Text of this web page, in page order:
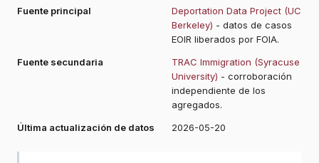
Fuente principal
Deportation Data Project (UC
Berkeley) - datos de casos
EOIR liberados por FOIA.
Fuente secundaria
TRAC Immigration (Syracuse
University) - corroboración
independiente de los
agregados.
Última actualización de datos
2026-05-20